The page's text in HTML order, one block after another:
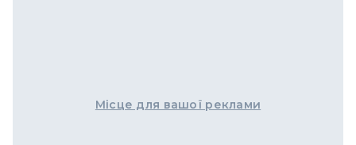
Місце для вашої реклами